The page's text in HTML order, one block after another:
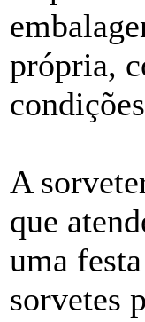
própria,
A
que
uma
sorvetes